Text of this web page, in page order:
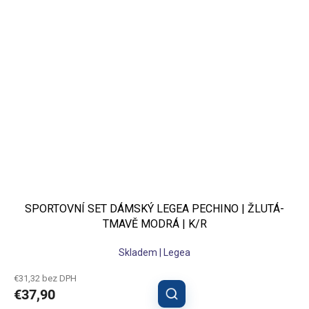
SPORTOVNÍ SET DÁMSKÝ LEGEA PECHINO | ŽLUTÁ-
TMAVĚ MODRÁ | K/R
Skladem | Legea
€31,32 bez DPH
€37,90